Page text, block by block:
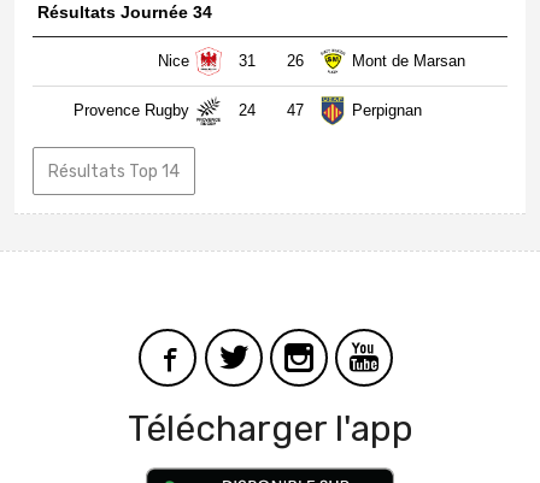
Résultats Journée 34
Nice 31 26 Mont de Marsan
Provence Rugby 24 47 Perpignan
Résultats Top 14
Télécharger l'app